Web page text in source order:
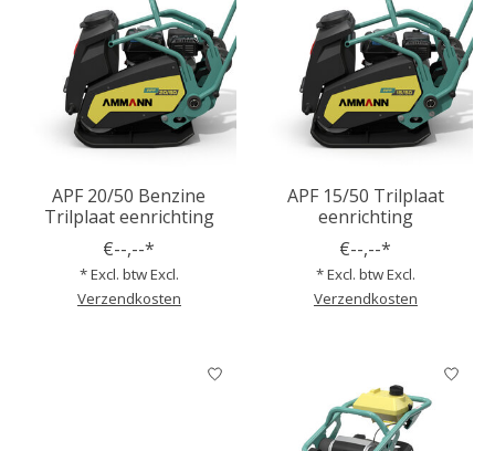
APF 20/50 Benzine
Trilplaat eenrichting
€--,--*
* Excl. btw Excl.
Verzendkosten
APF 15/50 Trilplaat
eenrichting
€--,--*
* Excl. btw Excl.
Verzendkosten